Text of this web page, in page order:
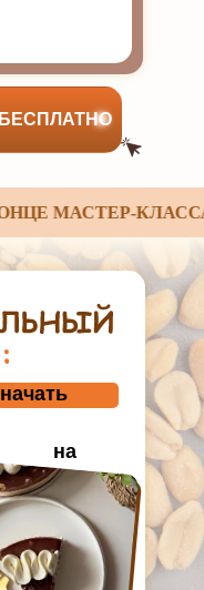
МАСТЕР-КЛАССА
на